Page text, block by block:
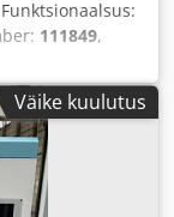
111849,
Väike kuulutus